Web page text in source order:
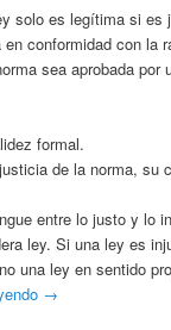
solo es legítima si es
conformidad con la
sea aprobada por
formal.
de la norma, su
entre lo justo y lo
ley. Si una ley es
una ley en sentido
→